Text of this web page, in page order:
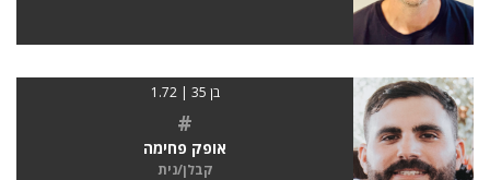
בן 35 | 1.72
#
אופק פחימה
קבלן/נית